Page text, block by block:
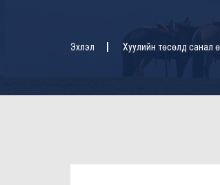
Эхлэл Хуулийн төсөлд санал